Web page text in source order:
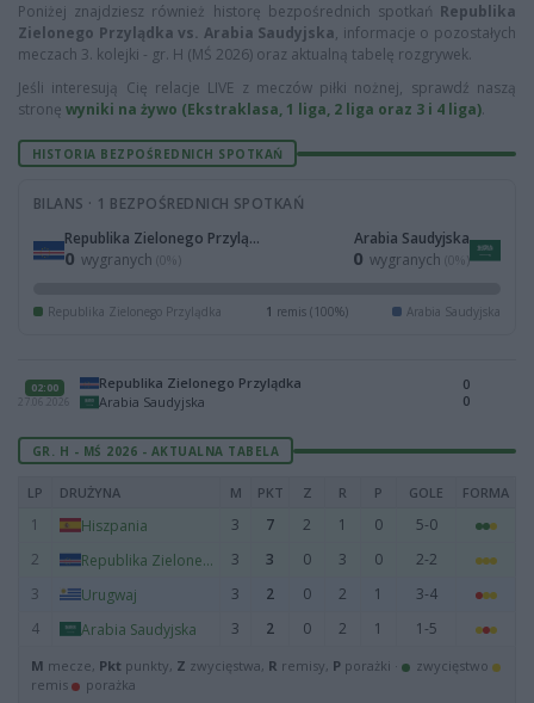
Poniżej znajdziesz również historę bezpośrednich spotkań Republika
Zielonego Przylądka vs. Arabia Saudyjska, informacje o pozostałych
meczach 3. kolejki - gr. H (MŚ 2026) oraz aktualną tabelę rozgrywek.
Jeśli interesują Cię relacje LIVE z meczów piłki nożnej, sprawdź naszą
stronę wyniki na żywo (Ekstraklasa, 1 liga, 2 liga oraz 3 i 4 liga).
HISTORIA BEZPOŚREDNICH SPOTKAŃ
BILANS · 1 BEZPOŚREDNICH SPOTKAŃ
Republika Zielonego Przylądka
0 wygranych (0%)
Arabia Saudyjska
0 wygranych (0%)
Republika Zielonego Przylądka 1 remis (100%) Arabia Saudyjska
02:00
27.06.2026
Republika Zielonego Przylądka
Arabia Saudyjska
0
0
GR. H - MŚ 2026 - AKTUALNA TABELA
LP DRUŻYNA M PKT Z R P GOLE FORMA
1 Hiszpania 3 7 2 1 0
5-0
2
Republika Zielonego Przylądka 3 3 0 3 0
2-2
3
Urugwaj 3 2 0 2 1
3-4
4
Arabia Saudyjska 3 2 0 2 1 1-5
M mecze, Pkt punkty, Z zwycięstwa, R remisy, P porażki ·
zwycięstwo
remis
porażka